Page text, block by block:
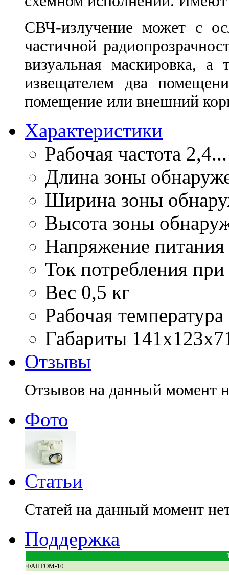
СВЧ-излучение может с
частичной
визуальная маскировка,
извещателем два
помещение или внешний
Характеристики
Рабочая частота
Длина зоны
Ширина зоны
Высота зоны
Напряжение питания
Ток потребления при
Вес 0,5 кг
Рабочая температура
Габариты
Отзывы
Отзывов на данный момент
Фото
Статьи
Статей на данный момент
Поддержка
ФАНТОМ-10